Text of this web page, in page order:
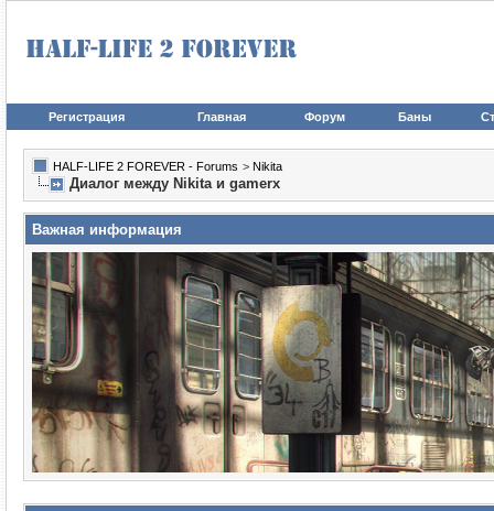
Регистрация Главная Форум Баны
HALF-LIFE 2 FOREVER - Forums > Nikita
Диалог между Nikita и gamerx
Важная информация